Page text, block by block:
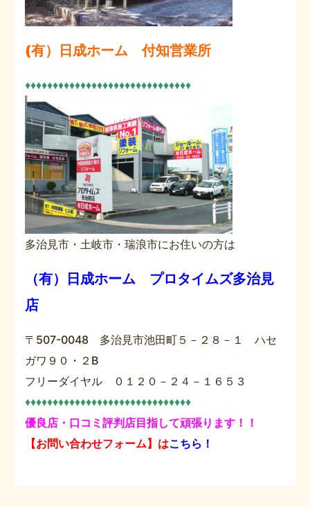
(有）日成ホーム 付知営業所
♦♦♦♦♦♦♦♦♦♦♦♦♦♦♦♦♦♦♦♦♦♦♦♦♦♦♦♦♦♦
多治見市・土岐市・瑞浪市にお住いの方は
（有）日成ホーム プロタイムズ多治見
店
〒507-0048 多治見市池田町５－２８－１ ハセ
ガワ９０・２B
フリーダイヤル ０１２０－２４－１６５３
♦♦♦♦♦♦♦♦♦♦♦♦♦♦♦♦♦♦♦♦♦♦♦♦♦♦♦♦♦♦
優良店・口コミ評判店目指して頑張ります！！
【お問い合わせフォーム】はこちら！